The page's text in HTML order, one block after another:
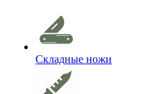
Складные ножи